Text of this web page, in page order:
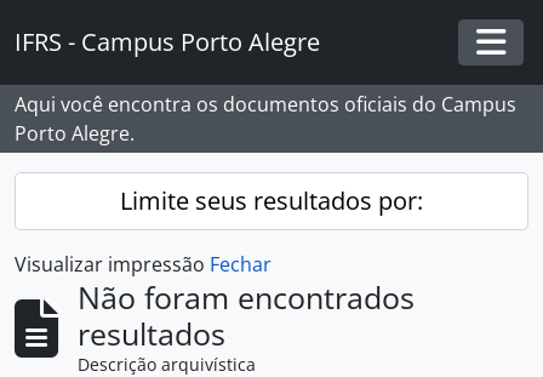
IFRS - Campus Porto Alegre
Aqui você encontra os documentos oficiais do Campus
Porto Alegre.
Limite seus resultados por:
Visualizar impressão Fechar
Não foram encontrados
resultados
Descrição arquivística